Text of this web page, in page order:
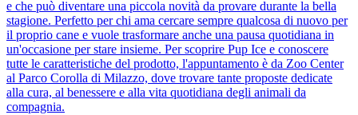
e che può diventare una piccola novità da provare durante la bella
stagione. Perfetto per chi ama cercare sempre qualcosa di nuovo per
il proprio cane e vuole trasformare anche una pausa quotidiana in
un'occasione per stare insieme. Per scoprire Pup Ice e conoscere
tutte le caratteristiche del prodotto, l'appuntamento è da Zoo Center
al Parco Corolla di Milazzo, dove trovare tante proposte dedicate
alla cura, al benessere e alla vita quotidiana degli animali da
compagnia.